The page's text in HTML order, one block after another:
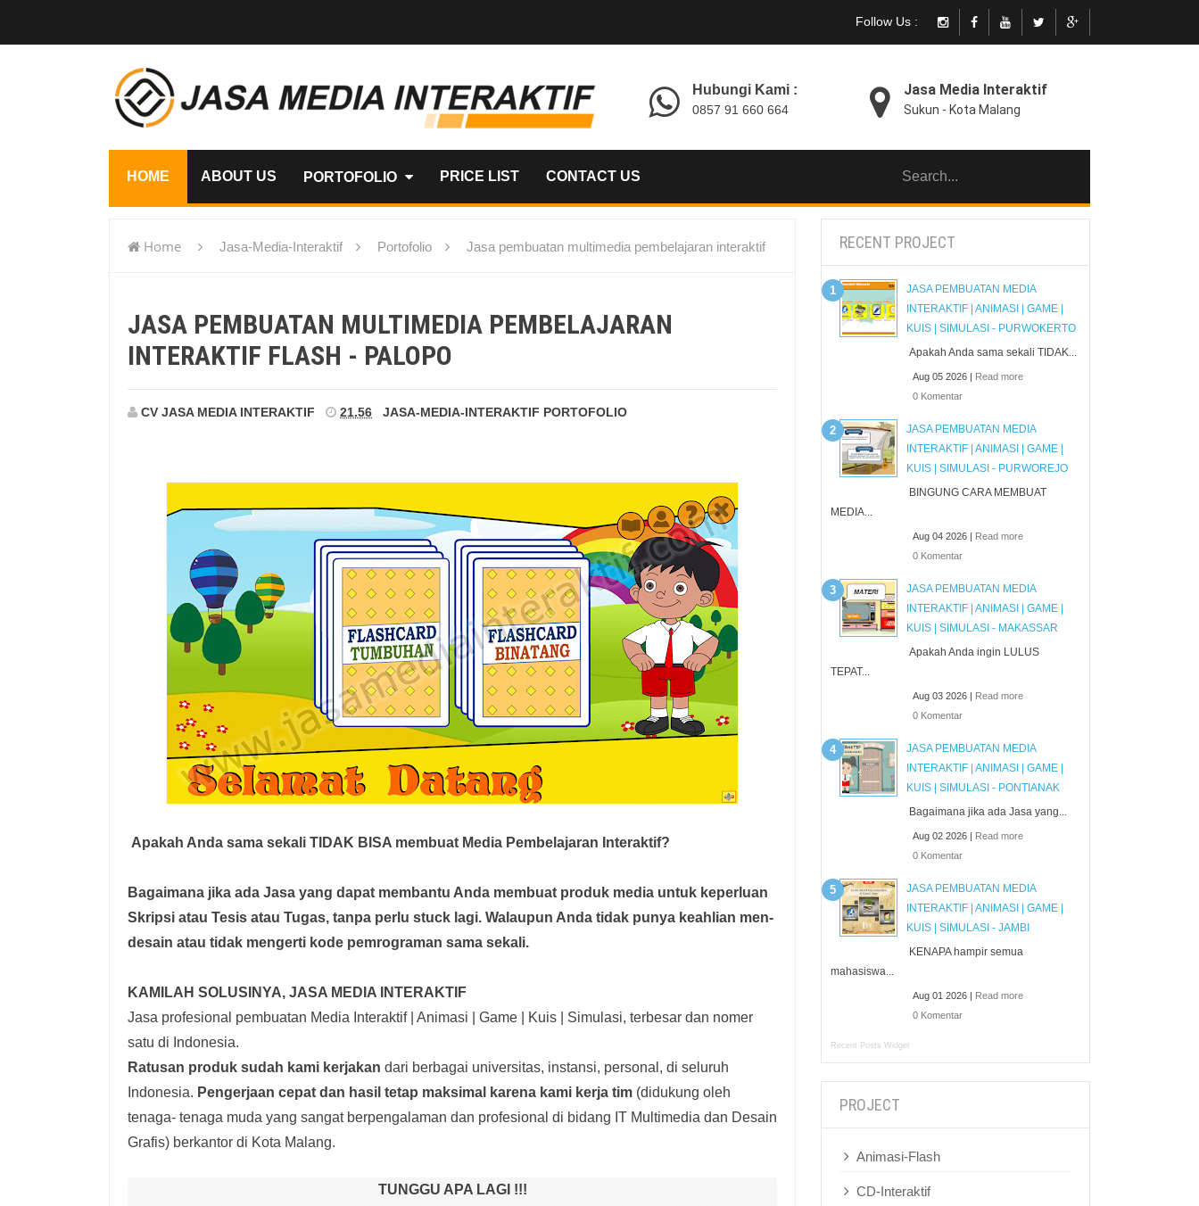
Follow Us :
Hubungi Kami :
0857 91 660 664
Jasa Media Interaktif
Sukun - Kota Malang
HOME ABOUT US PORTOFOLIO PRICE LIST CONTACT US
Home Jasa-Media-Interaktif Portofolio Jasa pembuatan multimedia pembelajaran interaktif
JASA PEMBUATAN MULTIMEDIA PEMBELAJARAN
INTERAKTIF FLASH - PALOPO
CV JASA MEDIA INTERAKTIF 21.56 JASA-MEDIA-INTERAKTIF PORTOFOLIO
Apakah Anda sama sekali TIDAK BISA membuat Media Pembelajaran Interaktif?
Bagaimana jika ada Jasa yang dapat membantu Anda membuat produk media untuk keperluan
Skripsi atau Tesis atau Tugas, tanpa perlu stuck lagi. Walaupun Anda tidak punya keahlian men-
desain atau tidak mengerti kode pemrograman sama sekali.
KAMILAH SOLUSINYA, JASA MEDIA INTERAKTIF
Jasa profesional pembuatan Media Interaktif | Animasi | Game | Kuis | Simulasi, terbesar dan nomer
satu di Indonesia.
Ratusan produk sudah kami kerjakan dari berbagai universitas, instansi, personal, di seluruh
Indonesia. Pengerjaan cepat dan hasil tetap maksimal karena kami kerja tim (didukung oleh
tenaga- tenaga muda yang sangat berpengalaman dan profesional di bidang IT Multimedia dan Desain
Grafis) berkantor di Kota Malang.
TUNGGU APA LAGI !!!
RECENT PROJECT
JASA PEMBUATAN MEDIA
INTERAKTIF | ANIMASI | GAME |
KUIS | SIMULASI - PURWOKERTO
Apakah Anda sama sekali TIDAK...
Aug 05 2026 | Read more
0 Komentar
JASA PEMBUATAN MEDIA
INTERAKTIF | ANIMASI | GAME |
KUIS | SIMULASI - PURWOREJO
BINGUNG CARA MEMBUAT
MEDIA...
Aug 04 2026 | Read more
0 Komentar
JASA PEMBUATAN MEDIA
INTERAKTIF | ANIMASI | GAME |
KUIS | SIMULASI - MAKASSAR
Apakah Anda ingin LULUS
TEPAT...
Aug 03 2026 | Read more
0 Komentar
JASA PEMBUATAN MEDIA
INTERAKTIF | ANIMASI | GAME |
KUIS | SIMULASI - PONTIANAK
Bagaimana jika ada Jasa yang...
Aug 02 2026 | Read more
0 Komentar
JASA PEMBUATAN MEDIA
INTERAKTIF | ANIMASI | GAME |
KUIS | SIMULASI - JAMBI
KENAPA hampir semua
mahasiswa...
Aug 01 2026 | Read more
0 Komentar
Recent Posts Widget
PROJECT
Animasi-Flash
CD-Interaktif